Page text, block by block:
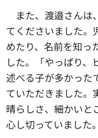
また、渡邉さんは
てくださいました。
めたり、名前を知っ
した。「やっぱり、
述べる子が多かった
ていただきました。
晴らしさ、細かいと
心し切っていました。